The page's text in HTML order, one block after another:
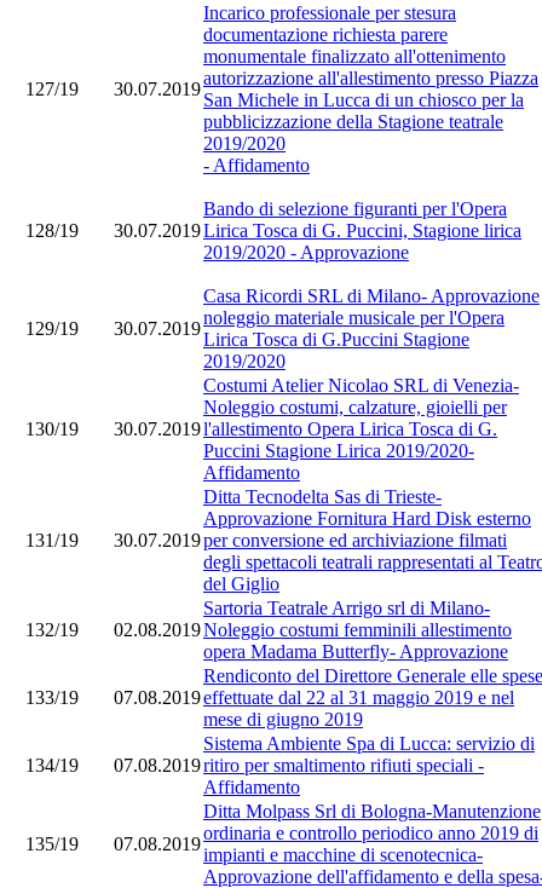
127/19 30.07.2019
Incarico professionale per stesura
documentazione richiesta parere
monumentale finalizzato all'ottenimento
autorizzazione all'allestimento presso Piazza
San Michele in Lucca di un chiosco per la
pubblicizzazione della Stagione teatrale
2019/2020
- Affidamento
128/19 30.07.2019
Bando di selezione figuranti per l'Opera
Lirica Tosca di G. Puccini, Stagione lirica
2019/2020 - Approvazione
129/19 30.07.2019
Casa Ricordi SRL di Milano- Approvazione
noleggio materiale musicale per l'Opera
Lirica Tosca di G.Puccini Stagione
2019/2020
130/19 30.07.2019
Costumi Atelier Nicolao SRL di Venezia-
Noleggio costumi, calzature, gioielli per
l'allestimento Opera Lirica Tosca di G.
Puccini Stagione Lirica 2019/2020-
Affidamento
131/19 30.07.2019
Ditta Tecnodelta Sas di Trieste-
Approvazione Fornitura Hard Disk esterno
per conversione ed archiviazione filmati
degli spettacoli teatrali rappresentati al
del Giglio
132/19 02.08.2019
Sartoria Teatrale Arrigo srl di Milano-
Noleggio costumi femminili allestimento
opera Madama Butterfly- Approvazione
133/19 07.08.2019
Rendiconto del Direttore Generale elle spese
effettuate dal 22 al 31 maggio 2019 e nel
mese di giugno 2019
134/19 07.08.2019
Sistema Ambiente Spa di Lucca: servizio di
ritiro per smaltimento rifiuti speciali -
Affidamento
135/19 07.08.2019
Ditta Molpass Srl di Bologna-Manutenzione
ordinaria e controllo periodico anno 2019 di
impianti e macchine di scenotecnica-
Approvazione dell'affidamento e della